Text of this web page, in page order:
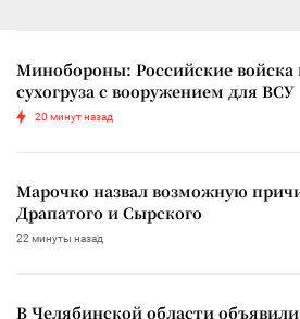
Минобороны: Российские войска
сухогруза с вооружением для ВСУ
20 минут назад
Марочко назвал возможную
Драпатого и Сырского
22 минуты назад
В Челябинской области объявили